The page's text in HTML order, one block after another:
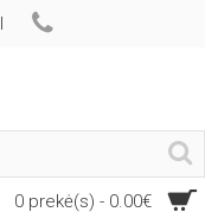
0 prekė(s) - 0.00€